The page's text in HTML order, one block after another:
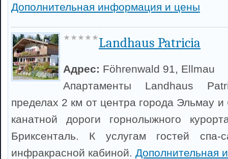
Дополнительная информация и цены
Landhaus Patricia
Адрес: Föhrenwald 91, Ellmau
Апартаменты Landhaus
пределах 2 км от центра города Эльмау
канатной дороги горнолыжного
Бриксенталь. К услугам гостей
инфракрасной кабиной. Дополнительная